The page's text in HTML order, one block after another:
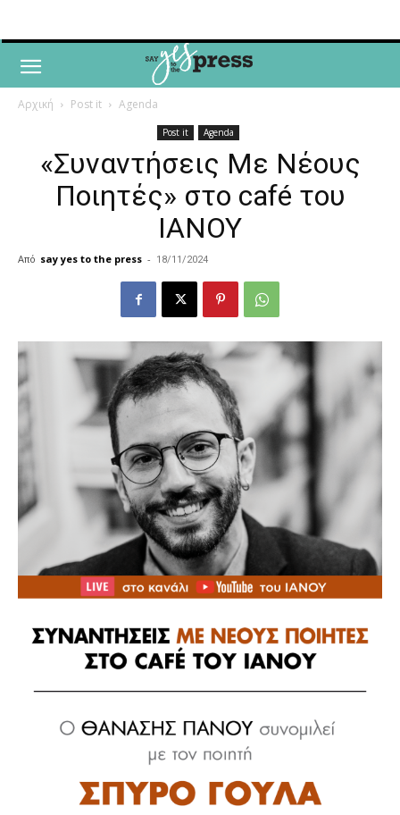
Αρχική Post it Agenda
Post it Agenda
«Συναντήσεις Με Νέους
Ποιητές» στο café του
ΙΑΝΟΥ
Από say yes to the press - 18/11/2024